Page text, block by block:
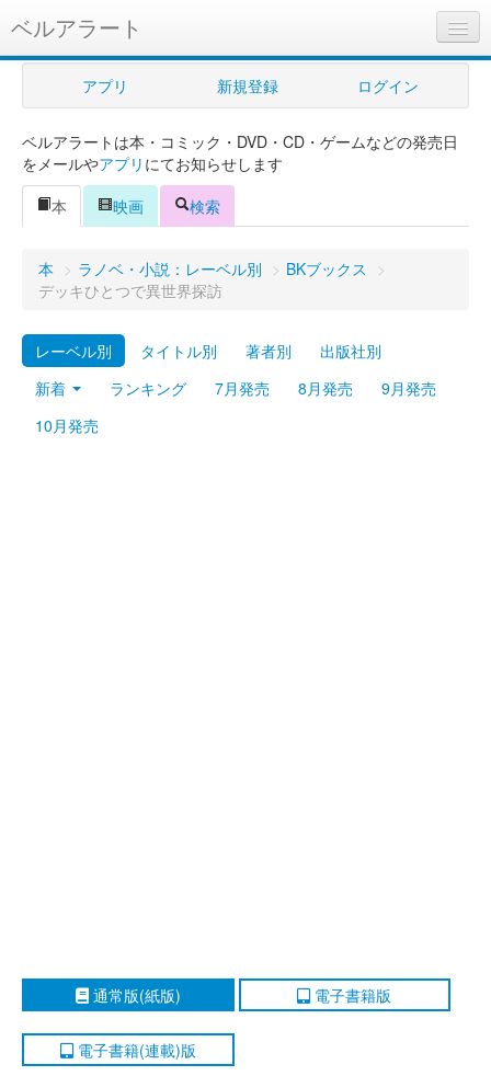
ベルアラート
ベルアラートとは
ヘルプ
新規登録
ログイン
購入管理
Myシェルフ
プレミアム
アプリ 新規登録 ログイン
ベルアラートは本・コミック・DVD・CD・ゲームなどの発売日
をメールやアプリ にてお知らせします
本
映画 検索
本 > ラノベ・小説：レーベル別 > BKブックス
>
デッキひとつで異世界探訪
レーベル別 タイトル別 著者別
出版社別
新着
ランキング 7月発売 8月発売
9月発売
10月発売
通常版(紙版) 電子書籍版
電子書籍(連載)版